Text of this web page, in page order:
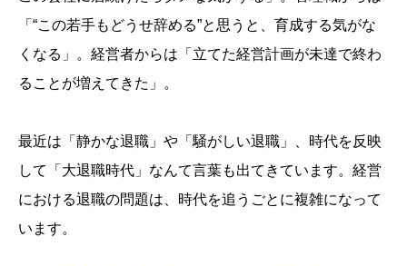
「“この若手もどうせ辞める”と思うと、育成する気がな
くなる」。経営者からは「立てた経営計画が未達で終わ
ることが増えてきた」。
最近は「静かな退職」や「騒がしい退職」、時代を反映
して「大退職時代」なんて言葉も出てきています。経営
における退職の問題は、時代を追うごとに複雑になって
います。